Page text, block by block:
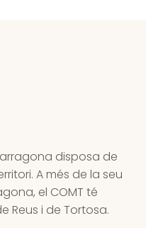
disposa de
A més de la seu
el COMT té
Reus i de Tortosa.